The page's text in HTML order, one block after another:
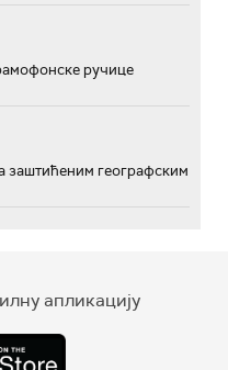
ручице
заштићеним географским
апликацију